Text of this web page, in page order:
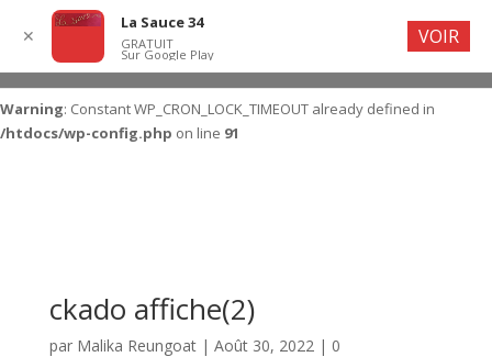
Warning : Constant WP_CRON_LOCK_TIMEOUT already defined in
/htdocs/wp-config.php on line 91
ckado affiche(2)
par Malika Reungoat| Août 30, 2022| 0
✕
La Sauce 34
GRATUIT
Sur Google Play
VOIR